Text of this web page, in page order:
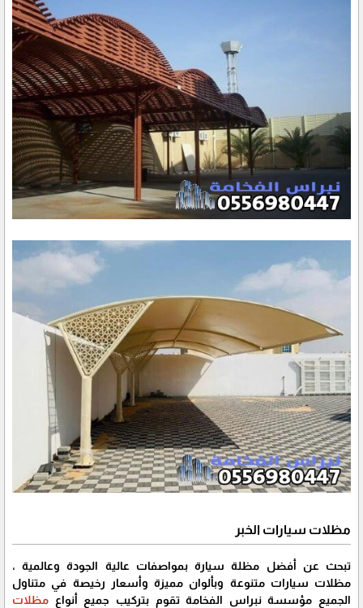
مظلات سيارات الخبر
تبحث عن أفضل مظلة سيارة بمواصفات عالية الجودة وعالمية ،
مظلات سيارات متنوعة وبألوان مميزة وأسعار رخيصة في متناول
الجميع مؤسسة نبراس الفخامة تقوم بتركيب جميع أنواع مظلات